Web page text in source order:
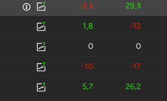
-3,3 29,3
1,8 -12
0 0
-10 -17
5,7 26,2